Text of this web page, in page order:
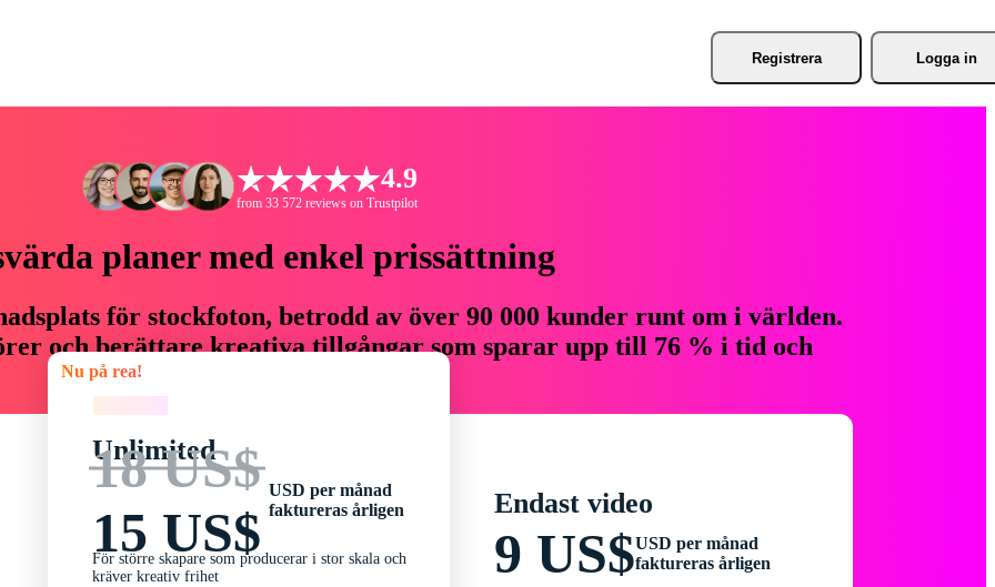
Registrera Logga in
4.9
from 33 572 reviews on Trustpilot
planer med enkel prissättning
för stockfoton, betrodd av över 90 000 kunder runt om i världen.
och berättare kreativa tillgångar som sparar upp till 76 % i tid och
Nu på rea!
Unlimited
18 US$
15 US$
USD per månad
faktureras årligen
För större skapare som producerar i stor skala och
kräver kreativ frihet
Endast video
9 US$USD per månad
faktureras årligen